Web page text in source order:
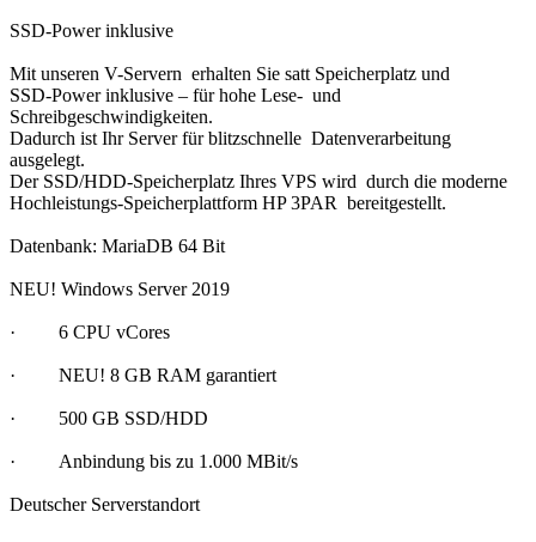
SSD-Power inklusive
Mit unseren V-Servern erhalten Sie satt Speicherplatz und
SSD-Power inklusive – für hohe Lese- und
Schreibgeschwindigkeiten.
Dadurch ist Ihr Server für blitzschnelle Datenverarbeitung
ausgelegt.
Der SSD/HDD-Speicherplatz Ihres VPS wird durch die moderne
Hochleistungs-Speicherplattform HP 3PAR bereitgestellt.
Datenbank: MariaDB 64 Bit
NEU! Windows Server 2019
· 6 CPU vCores
· NEU! 8 GB RAM garantiert
· 500 GB SSD/HDD
· Anbindung bis zu 1.000 MBit/s
Deutscher Serverstandort